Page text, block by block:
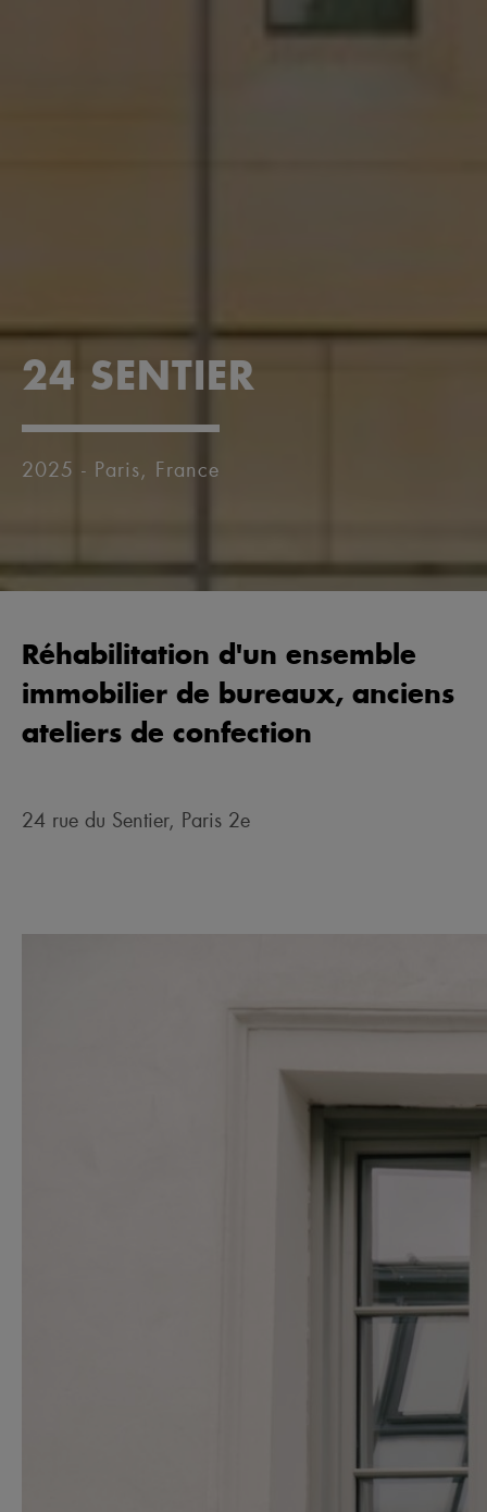
24 SENTIER
2025 - Paris, France
Réhabilitation d'un ensemble
immobilier de bureaux, anciens
ateliers de confection
24 rue du Sentier, Paris 2e